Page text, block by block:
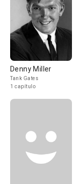
Denny Miller
Tank Gates
1 capítulo